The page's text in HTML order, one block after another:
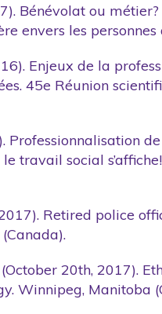
Bénévolat ou
les personnes
Enjeux de la
45e Réunion
Professionnalisation
travail social
Retired police
(October 20th,
Winnipeg, Manitoba